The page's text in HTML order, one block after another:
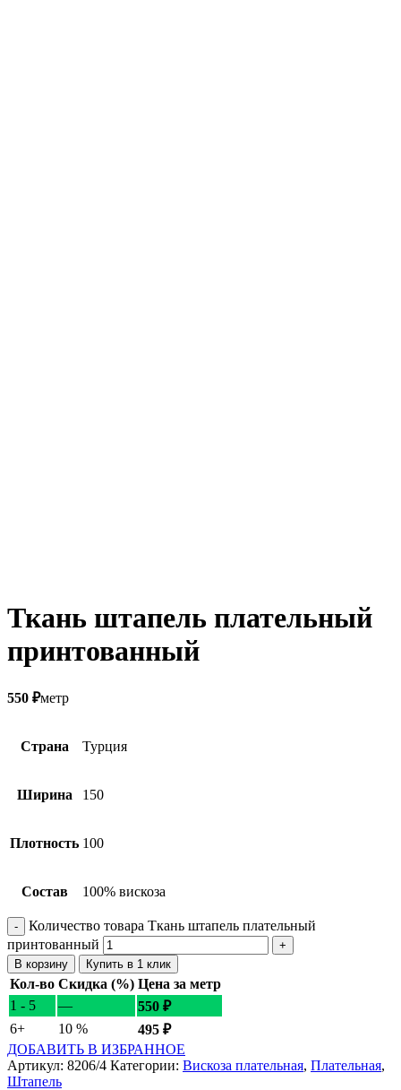
Ткань штапель плательный
принтованный
550 ₽метр
Страна Турция
Ширина 150
Плотность 100
Состав 100% вискоза
Количество товара Ткань штапель плательный
принтованный
В корзину Купить в 1 клик
Кол-во Скидка (%) Цена за метр
1 - 5
— 550 ₽
6+
10 % 495 ₽
ДОБАВИТЬ В ИЗБРАННОЕ
Артикул: 8206/4 Категории: Вискоза плательная, Плательная,
Штапель